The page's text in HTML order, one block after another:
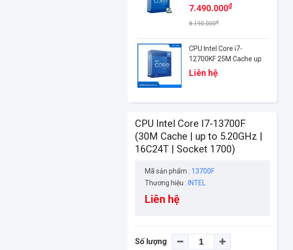
- 20 Thread - Base
Cache 25MB)
7.490.000₫
8.190.000₫
CPU Intel Core i7-
12700KF 25M Cache up
to 5.00 GHz
Liên hệ
CPU Intel Core I7-13700F
(30M Cache | up to 5.20GHz |
16C24T | Socket 1700)
Mã sản phẩm : 13700F
Thương hiệu : INTEL
Liên hệ
Số lượng